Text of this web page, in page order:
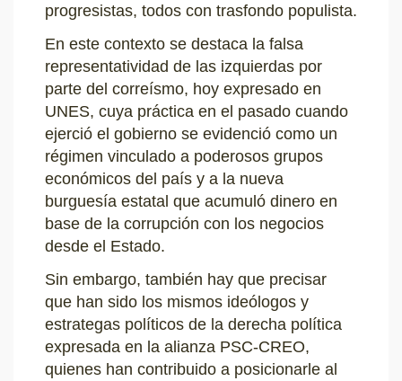
progresistas, todos con trasfondo populista.
En este contexto se destaca la falsa
representatividad de las izquierdas por
parte del correísmo, hoy expresado en
UNES, cuya práctica en el pasado cuando
ejerció el gobierno se evidenció como un
régimen vinculado a poderosos grupos
económicos del país y a la nueva
burguesía estatal que acumuló dinero en
base de la corrupción con los negocios
desde el Estado.
Sin embargo, también hay que precisar
que han sido los mismos ideólogos y
estrategas políticos de la derecha política
expresada en la alianza PSC-CREO,
quienes han contribuido a posicionarle al